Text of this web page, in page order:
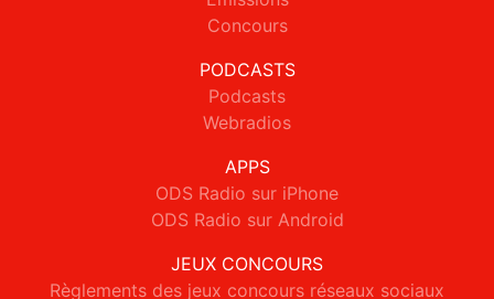
Concours
PODCASTS
Podcasts
Webradios
APPS
ODS Radio sur iPhone
ODS Radio sur Android
JEUX CONCOURS
Règlements des jeux concours réseaux sociaux